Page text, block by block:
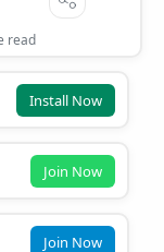
read
Install Now
Join Now
Join Now